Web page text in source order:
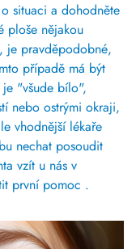
situaci a dohodněte
ploše nějakou
je pravděpodobné,
případě má být
je "všude bílo",
nebo ostrými okraji,
vhodnější lékaře
nechat posoudit
vzít u nás v
první pomoc .